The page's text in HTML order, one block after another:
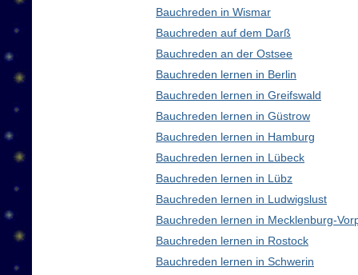
Bauchreden in Wismar
Bauchreden auf dem Darß
Bauchreden an der Ostsee
Bauchreden lernen in Berlin
Bauchreden lernen in Greifswald
Bauchreden lernen in Güstrow
Bauchreden lernen in Hamburg
Bauchreden lernen in Lübeck
Bauchreden lernen in Lübz
Bauchreden lernen in Ludwigslust
Bauchreden lernen in Mecklenburg-
Bauchreden lernen in Rostock
Bauchreden lernen in Schwerin